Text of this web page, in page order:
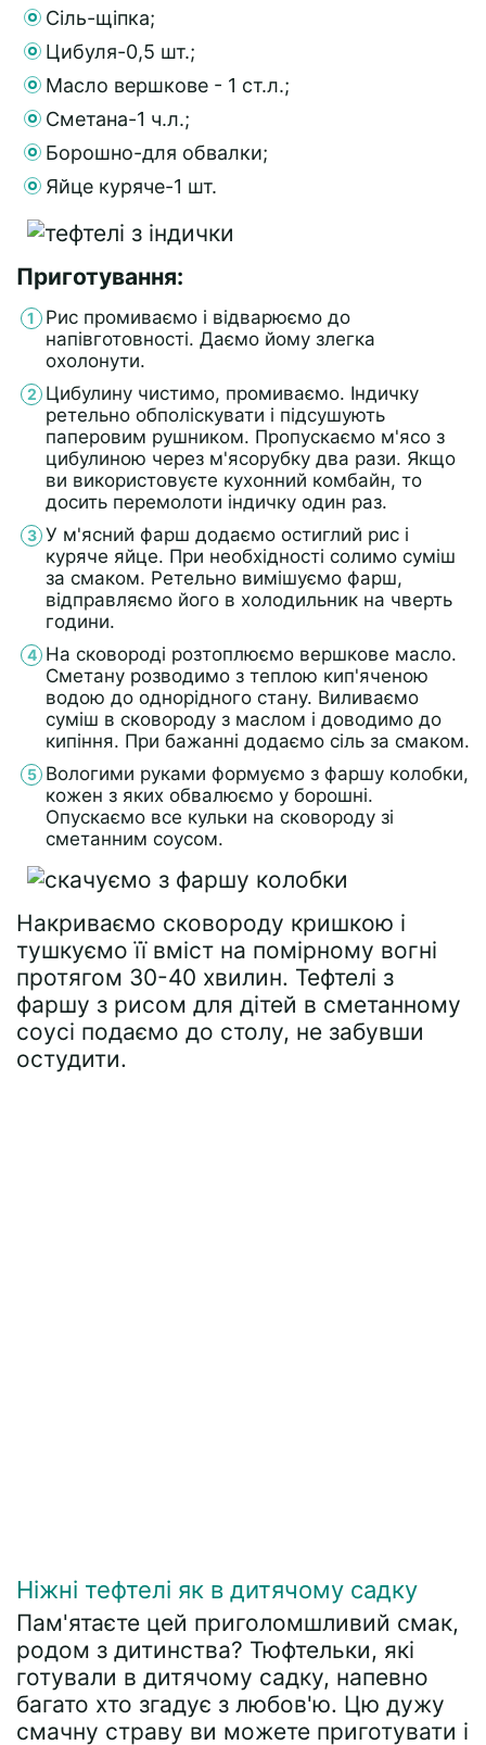
Сіль-щіпка;
Цибуля-0,5 шт.;
Масло вершкове - 1 ст.л.;
Сметана-1 ч.л.;
Борошно-для обвалки;
Яйце куряче-1 шт.
Приготування:
Рис промиваємо і відварюємо до
напівготовності. Даємо йому злегка
охолонути.
Цибулину чистимо, промиваємо. Індичку
ретельно обполіскувати і підсушують
паперовим рушником. Пропускаємо м'ясо з
цибулиною через м'ясорубку два рази. Якщо
ви використовуєте кухонний комбайн, то
досить перемолоти індичку один раз.
У м'ясний фарш додаємо остиглий рис і
куряче яйце. При необхідності солимо суміш
за смаком. Ретельно вимішуємо фарш,
відправляємо його в холодильник на чверть
години.
На сковороді розтоплюємо вершкове масло.
Сметану розводимо з теплою кип'яченою
водою до однорідного стану. Виливаємо
суміш в сковороду з маслом і доводимо до
кипіння. При бажанні додаємо сіль за смаком.
Вологими руками формуємо з фаршу колобки,
кожен з яких обвалюємо у борошні.
Опускаємо все кульки на сковороду зі
сметанним соусом.
Накриваємо сковороду кришкою і
тушкуємо її вміст на помірному вогні
протягом 30-40 хвилин. Тефтелі з
фаршу з рисом для дітей в сметанному
соусі подаємо до столу, не забувши
остудити.
Ніжні тефтелі як в дитячому садку
Пам'ятаєте цей приголомшливий смак,
родом з дитинства? Тюфтельки, які
готували в дитячому садку, напевно
багато хто згадує з любов'ю. Цю дужу
смачну страву ви можете приготувати і